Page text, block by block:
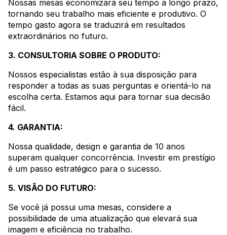
Nossas mesas economizará seu tempo a longo prazo,
tornando seu trabalho mais eficiente e produtivo. O
tempo gasto agora se traduzirá em resultados
extraordinários no futuro.
3. CONSULTORIA SOBRE O PRODUTO:
Nossos especialistas estão à sua disposição para
responder a todas as suas perguntas e orientá-lo na
escolha certa. Estamos aqui para tornar sua decisão
fácil.
4. GARANTIA:
Nossa qualidade, design e garantia de 10 anos
superam qualquer concorrência. Investir em prestígio
é um passo estratégico para o sucesso.
5. VISÃO DO FUTURO:
Se você já possui uma mesas, considere a
possibilidade de uma atualização que elevará sua
imagem e eficiência no trabalho.